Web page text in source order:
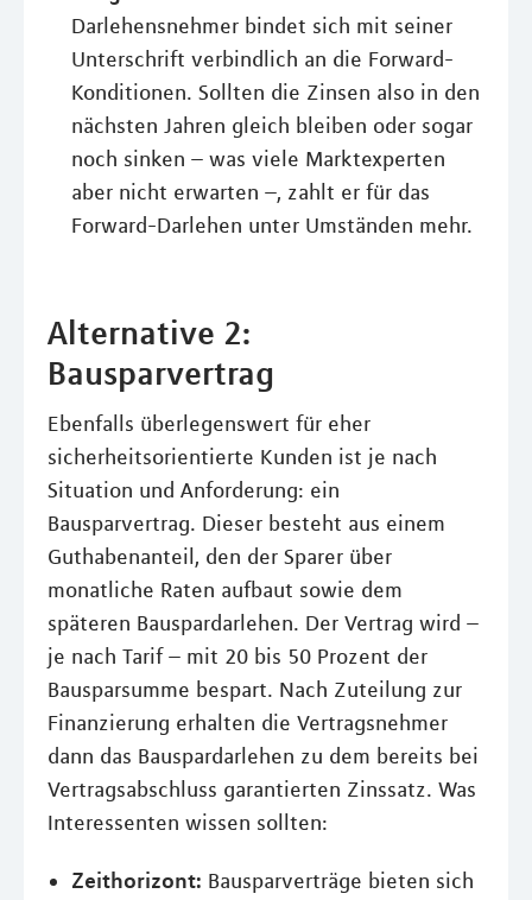
Darlehensnehmer bindet sich mit seiner
Unterschrift verbindlich an die Forward-
Konditionen. Sollten die Zinsen also in den
nächsten Jahren gleich bleiben oder sogar
noch sinken – was viele Marktexperten
aber nicht erwarten –, zahlt er für das
Forward-Darlehen unter Umständen mehr.
Alternative 2:
Bausparvertrag
Ebenfalls überlegenswert für eher
sicherheitsorientierte Kunden ist je nach
Situation und Anforderung: ein
Bausparvertrag. Dieser besteht aus einem
Guthabenanteil, den der Sparer über
monatliche Raten aufbaut sowie dem
späteren Bauspardarlehen. Der Vertrag wird –
je nach Tarif – mit 20 bis 50 Prozent der
Bausparsumme bespart. Nach Zuteilung zur
Finanzierung erhalten die Vertragsnehmer
dann das Bauspardarlehen zu dem bereits bei
Vertragsabschluss garantierten Zinssatz. Was
Interessenten wissen sollten:
Zeithorizont: Bausparverträge bieten sich